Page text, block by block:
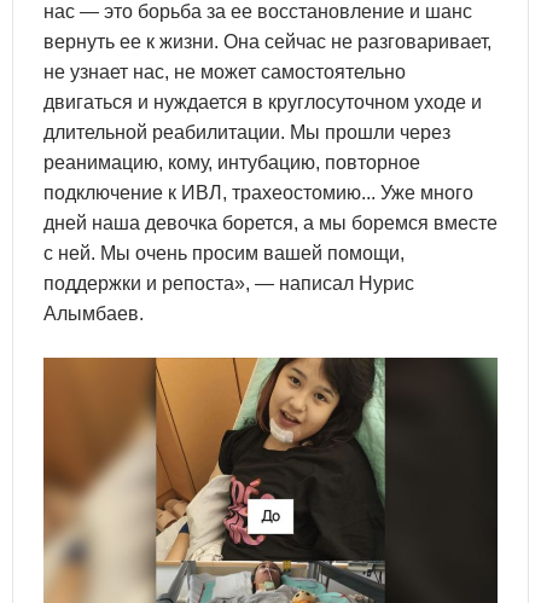
нас — это борьба за ее восстановление и шанс
вернуть ее к жизни. Она сейчас не разговаривает,
не узнает нас, не может самостоятельно
двигаться и нуждается в круглосуточном уходе и
длительной реабилитации. Мы прошли через
реанимацию, кому, интубацию, повторное
подключение к ИВЛ, трахеостомию... Уже много
дней наша девочка борется, а мы боремся вместе
с ней. Мы очень просим вашей помощи,
поддержки и репоста», — написал Нурис
Алымбаев.